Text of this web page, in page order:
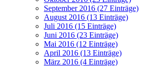
September 2016 (27 Einträge)
August 2016 (13 Einträge)
Juli 2016 (15 Einträge)
Juni 2016 (23 Einträge)
Mai 2016 (12 Einträge)
April 2016 (13 Einträge)
März 2016 (4 Einträge)